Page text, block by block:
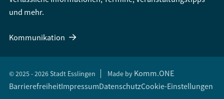
und mehr.
Kommunikation
© 2025 - 2026 Stadt Esslingen Made by Komm.ONE
BarrierefreiheitImpressumDatenschutzCookie-Einstellungen